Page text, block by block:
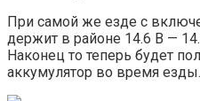
При самой же езде с
держит в районе 14.6 В —
Наконец то теперь будет
аккумулятор во время езды.